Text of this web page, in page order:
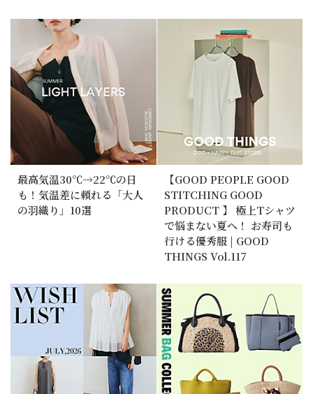
最高気温30℃→22℃の日
も！気温差に頼れる「大人
の羽織り」10選
【GOOD PEOPLE GOOD
STITCHING GOOD
PRODUCT 】 極上Tシャツ
で悩まない夏へ！ お寿司も
行ける優秀服 | GOOD
THINGS Vol.117